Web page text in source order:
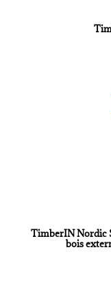
TimberIN Nordic
bois